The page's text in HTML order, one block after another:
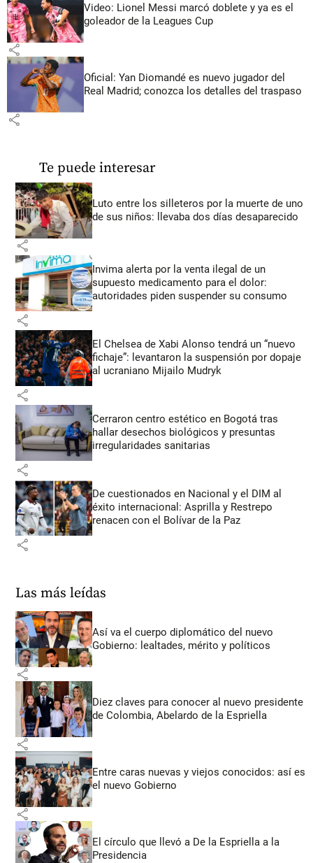
Video: Lionel Messi marcó doblete y ya es el
goleador de la Leagues Cup
share
Oficial: Yan Diomandé es nuevo jugador del
Real Madrid; conozca los detalles del traspaso
share
Te puede interesar
Luto entre los silleteros por la muerte de uno
de sus niños: llevaba dos días desaparecido
share
Invima alerta por la venta ilegal de un
supuesto medicamento para el dolor:
autoridades piden suspender su consumo
share
El Chelsea de Xabi Alonso tendrá un “nuevo
fichaje”: levantaron la suspensión por dopaje
al ucraniano Mijailo Mudryk
share
Cerraron centro estético en Bogotá tras
hallar desechos biológicos y presuntas
irregularidades sanitarias
share
De cuestionados en Nacional y el DIM al
éxito internacional: Asprilla y Restrepo
renacen con el Bolívar de la Paz
share
Las más leídas
Así va el cuerpo diplomático del nuevo
Gobierno: lealtades, mérito y políticos
share
Diez claves para conocer al nuevo presidente
de Colombia, Abelardo de la Espriella
share
Entre caras nuevas y viejos conocidos: así es
el nuevo Gobierno
share
El círculo que llevó a De la Espriella a la
Presidencia